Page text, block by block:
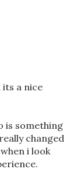
a nice
is something
changed
i look